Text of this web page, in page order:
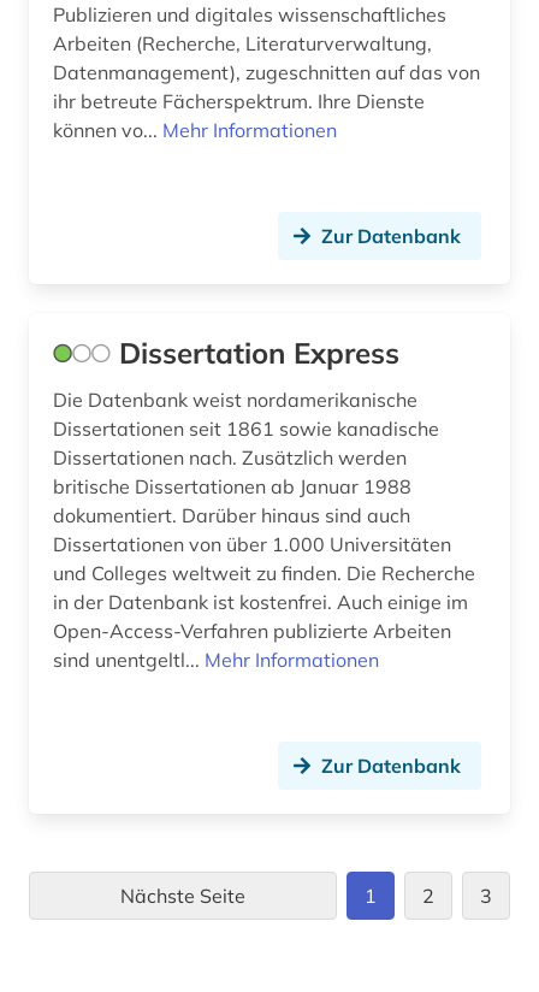
Publizieren und digitales wissenschaftliches
Arbeiten (Recherche, Literaturverwaltung,
Datenmanagement), zugeschnitten auf das von
ihr betreute Fächerspektrum. Ihre Dienste
können vo... Mehr Informationen
Zur Datenbank
Dissertation Express
Die Datenbank weist nordamerikanische
Dissertationen seit 1861 sowie kanadische
Dissertationen nach. Zusätzlich werden
britische Dissertationen ab Januar 1988
dokumentiert. Darüber hinaus sind auch
Dissertationen von über 1.000 Universitäten
und Colleges weltweit zu finden. Die Recherche
in der Datenbank ist kostenfrei. Auch einige im
Open-Access-Verfahren publizierte Arbeiten
sind unentgeltl... Mehr Informationen
Zur Datenbank
Nächste Seite 1 2 3